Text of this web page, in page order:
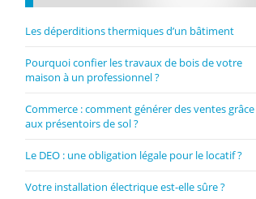
Les déperditions thermiques d’un bâtiment
Pourquoi confier les travaux de bois de votre
maison à un professionnel ?
Commerce : comment générer des ventes grâce
aux présentoirs de sol ?
Le DEO : une obligation légale pour le locatif ?
Votre installation électrique est-elle sûre ?